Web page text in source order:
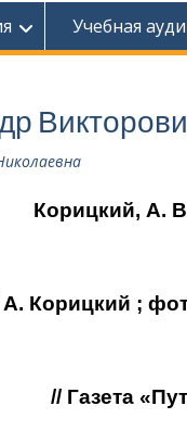
Учебная
Корицкий, А.
А. Корицкий ;
// Газета